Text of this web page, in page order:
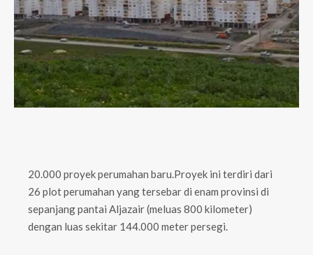
20.000 proyek perumahan baru.Proyek ini terdiri dari
26 plot perumahan yang tersebar di enam provinsi di
sepanjang pantai Aljazair (meluas 800 kilometer)
dengan luas sekitar 144.000 meter persegi.